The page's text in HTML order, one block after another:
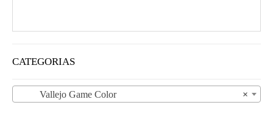
CATEGORIAS
×
Vallejo Game Color